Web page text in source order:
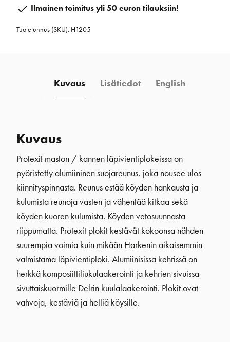
kannen
ploki
Ilmainen toimitus yli 50 euron tilauksiin!
Tuotetunnus (SKU): H1205
Kuvaus Lisätiedot English
Kuvaus
Protexit maston / kannen läpivientiplokeissa on
pyöristetty alumiininen suojareunus, joka nousee ulos
kiinnityspinnasta. Reunus estää köyden hankausta ja
kulumista reunoja vasten ja vähentää kitkaa sekä
köyden kuoren kulumista. Köyden vetosuunnasta
riippumatta. Protexit plokit kestävät kokoonsa nähden
suurempia voimia kuin mikään Harkenin aikaisemmin
valmistama läpivientiploki. Alumiinisissa kehrissä on
herkkä komposiittiliukulaakerointi ja kehrien sivuissa
sivuttaiskuormille Delrin kuulalaakerointi. Plokit ovat
vahvoja, kestäviä ja helliä köysille.